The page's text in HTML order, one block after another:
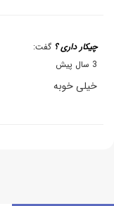
چیکار داری ؟ گفت:
3 سال پیش
خیلی خوبه